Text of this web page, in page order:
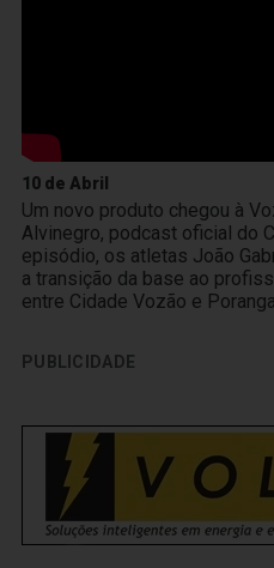
10 de Abril
Um novo produto chegou à
Alvinegro, podcast oficial do
episódio, os atletas João
a transição da base ao
entre Cidade Vozão e
PUBLICIDADE